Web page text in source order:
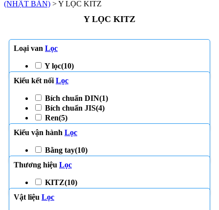
(NHẬT BẢN) >Y LỌC KITZ
Y LỌC KITZ
Loại van Lọc
Y lọc(10)
Kiểu kết nối Lọc
Bích chuẩn DIN(1)
Bích chuẩn JIS(4)
Ren(5)
Kiểu vận hành Lọc
Bằng tay(10)
Thương hiệu Lọc
KITZ(10)
Vật liệu Lọc